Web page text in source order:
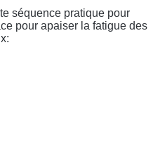
séquence pratique pour
pour apaiser la fatigue des